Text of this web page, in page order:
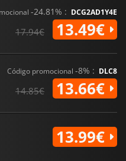
-24.81% : DCG2AD1Y4E
17.94€ 13.49€
Código promocional -8% : DLC8
14.85€ 13.66€
13.99€